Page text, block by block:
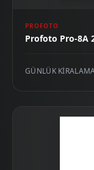
PROFOTO
Profoto Pro-8A
GÜNLÜK